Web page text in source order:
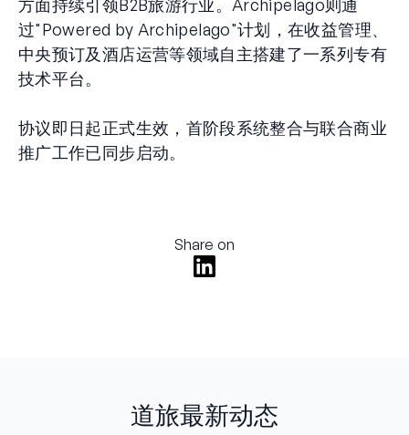
方面持续引领B2B旅游行业。Archipelago则通
过"Powered by Archipelago"计划，在收益管理、
中央预订及酒店运营等领域自主搭建了一系列专有
技术平台。
协议即日起正式生效，首阶段系统整合与联合商业
推广工作已同步启动。
Share on
道旅最新动态